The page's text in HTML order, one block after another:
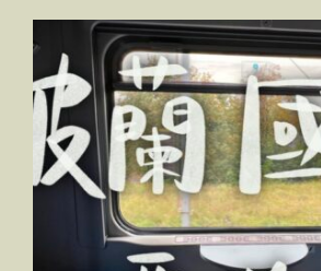
洲
大
城
堡：
馬
爾
堡
城
(Zamek